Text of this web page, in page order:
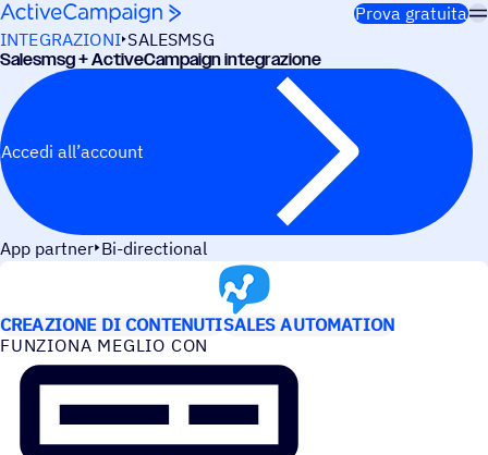
Salta al contenuto
Prova gratuita
INTEGRAZIONI SALESMSG
Sale­smsg + ActiveCampaign integrazione
Accedi all’account
App partner Bi-directional
CREAZIONE DI CONTENUTISALES AUTOMATION
FUNZIONA MEGLIO CON